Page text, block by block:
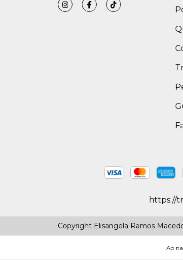
Ao
https://
Copyright Elisangela Ramos